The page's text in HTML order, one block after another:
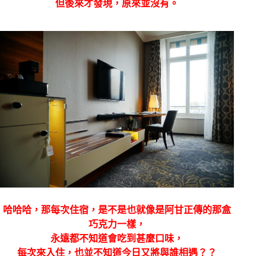
但後來才發現，原來並沒有。
哈哈哈，那每次住宿，是不是也就像是阿甘正傳的那盒
巧克力一樣，
永遠都不知道會吃到甚麼口味，
每次來入住，也並不知道今日又將與誰相遇？？